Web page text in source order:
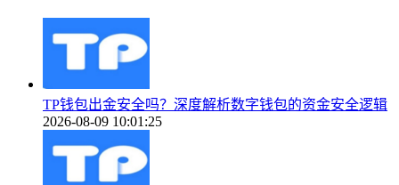
TP钱包出金安全吗？深度解析数字钱包的资金安全逻辑
2026-08-09 10:01:25